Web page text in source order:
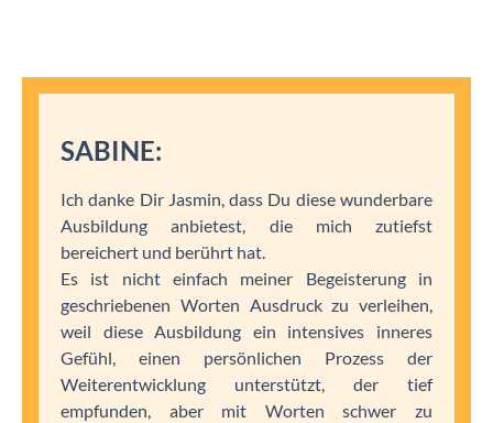
SABINE:
Ich danke Dir Jasmin, dass Du diese wunderbare
Ausbildung anbietest, die mich zutiefst
bereichert und berührt hat.
Es ist nicht einfach meiner Begeisterung in
geschriebenen Worten Ausdruck zu verleihen,
weil diese Ausbildung ein intensives inneres
Gefühl, einen persönlichen Prozess der
Weiterentwicklung unterstützt, der tief
empfunden, aber mit Worten schwer zu